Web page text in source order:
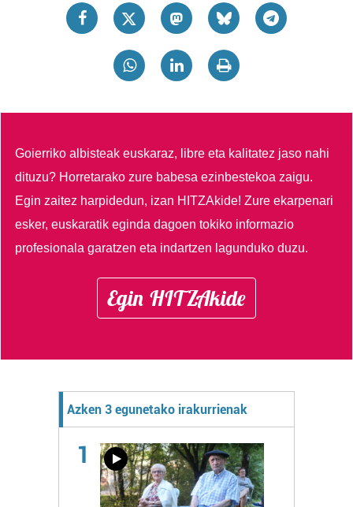
Goierriko albisteak euskaraz, libre eta kalitatez jaso nahi
dituzu? Horretarako zure babesa ezinbestekoa zaigu.
Egin zaitez harpidedun, izan HITZAkide!Zure ekarpenari
esker, euskaratik eginda dagoen tokiko informazio
profesionala garatzen eta indartzen lagunduko duzu.
Egin HITZAkide
Azken 3 egunetako irakurrienak
1